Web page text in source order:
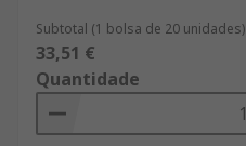
Subtotal (1 bolsa de 20 unidades)
33,51 €
Quantidade